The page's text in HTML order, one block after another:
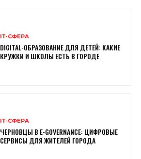
ІТ-СФЕРА
DIGITAL-ОБРАЗОВАНИЕ ДЛЯ ДЕТЕЙ: КАКИЕ
КРУЖКИ И ШКОЛЫ ЕСТЬ В ГОРОДЕ
ІТ-СФЕРА
ЧЕРНОВЦЫ В E-GOVERNANCE: ЦИФРОВЫЕ
СЕРВИСЫ ДЛЯ ЖИТЕЛЕЙ ГОРОДА